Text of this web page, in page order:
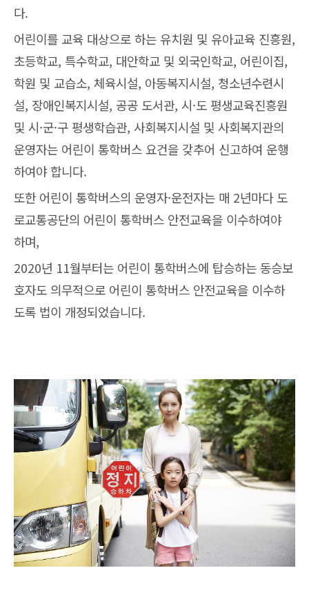
다.
어린이를 교육 대상으로 하는 유치원 및 유아교육 진흥원,
초등학교, 특수학교, 대안학교 및 외국인학교, 어린이집,
학원 및 교습소, 체육시설, 아동복지시설, 청소년수련시
설, 장애인복지시설, 공공 도서관, 시·도 평생교육진흥원
및 시·군·구 평생학습관, 사회복지시설 및 사회복지관의
운영자는 어린이 통학버스 요건을 갖추어 신고하여 운행
하여야 합니다.
또한 어린이 통학버스의 운영자·운전자는 매 2년마다 도
로교통공단의 어린이 통학버스 안전교육을 이수하여야
하며,
2020년 11월부터는 어린이 통학버스에 탑승하는 동승보
호자도 의무적으로 어린이 통학버스 안전교육을 이수하
도록 법이 개정되었습니다.